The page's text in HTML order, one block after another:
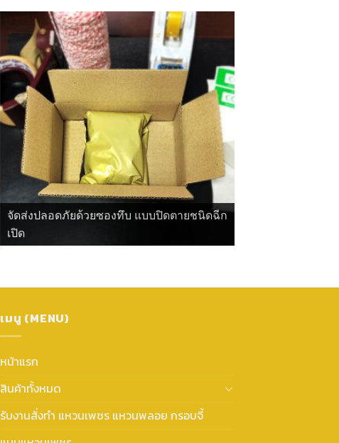
จัดส่งปลอดภัยด้วยซองทึบ แบบปิดตายชนิดฉีก
เปิด
เมนู (MENU)
หน้าแรก
สินค้าทั้งหมด
รับงานสั่งทำ แหวนเพชร แหวนพลอย กรอบจี้